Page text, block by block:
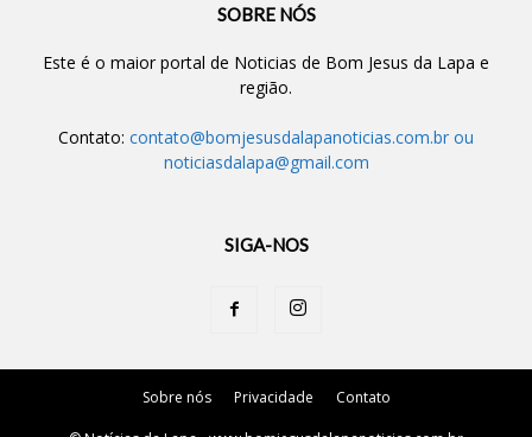
SOBRE NÓS
Este é o maior portal de Noticias de Bom Jesus da Lapa e
região.
Contato: contato@bomjesusdalapanoticias.com.br ou
noticiasdalapa@gmail.com
SIGA-NOS
Sobre nós Privacidade Contato